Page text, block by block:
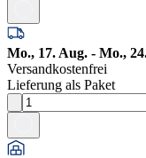
Mo., 17. Aug. - Mo.,
Versandkostenfrei
Lieferung als Paket